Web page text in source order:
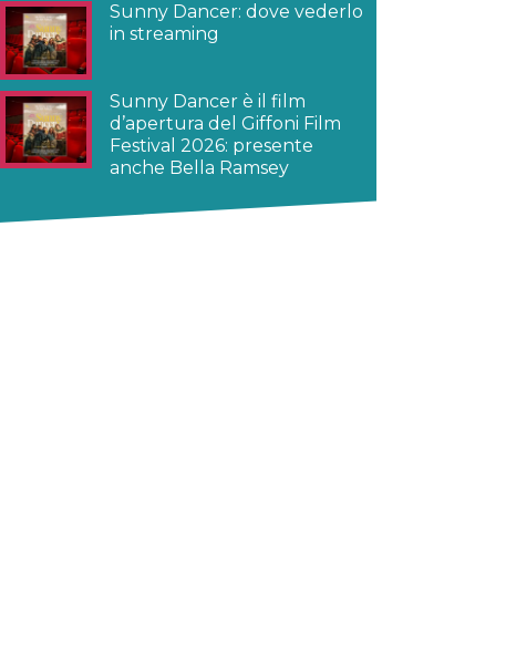
Sunny Dancer: dove vederlo
in streaming
Sunny Dancer è il film
d’apertura del Giffoni Film
Festival 2026: presente
anche Bella Ramsey